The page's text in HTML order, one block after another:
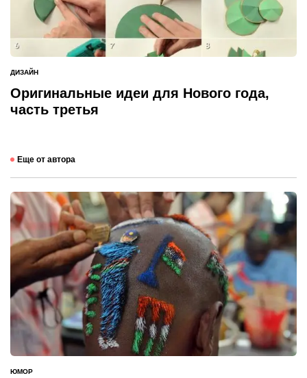
ОПУБЛИКОВАНО
В
ДИЗАЙН
Оригинальные идеи для Нового года,
часть третья
Еще от автора
ОПУБЛИКОВАНО
ЮМОР